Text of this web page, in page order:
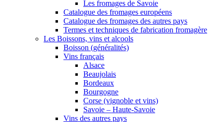
Les fromages de Savoie
Catalogue des fromages européens
Catalogue des fromages des autres pays
Termes et techniques de fabrication fromagère
Les Boissons, vins et alcools
Boisson (généralités)
Vins français
Alsace
Beaujolais
Bordeaux
Bourgogne
Corse (vignoble et vins)
Savoie – Haute-Savoie
Vins des autres pays